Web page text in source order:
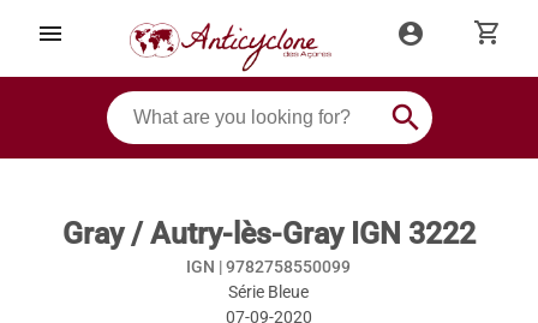
menu account_circle shopping_cart
search
Gray / Autry-lès-Gray IGN 3222
IGN |9782758550099
Série Bleue
07-09-2020